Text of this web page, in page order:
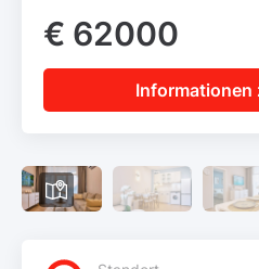
€ 62000
Informationen